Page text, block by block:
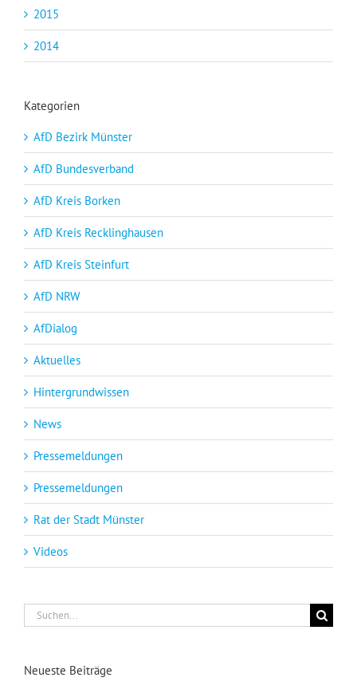
2015
2014
Kategorien
AfD Bezirk Münster
AfD Bundesverband
AfD Kreis Borken
AfD Kreis Recklinghausen
AfD Kreis Steinfurt
AfD NRW
AfDialog
Aktuelles
Hintergrundwissen
News
Pressemeldungen
Pressemeldungen
Rat der Stadt Münster
Videos
Suche
nach:
Neueste Beiträge